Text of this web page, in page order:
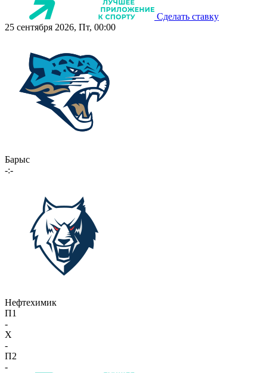
Сделать ставку
25 сентября 2026, Пт, 00:00
Барыс
-:-
Нефтехимик
П1
-
X
-
П2
-